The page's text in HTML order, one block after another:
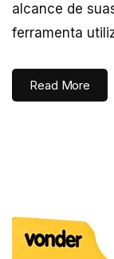
alcance de
ferramenta
Read More